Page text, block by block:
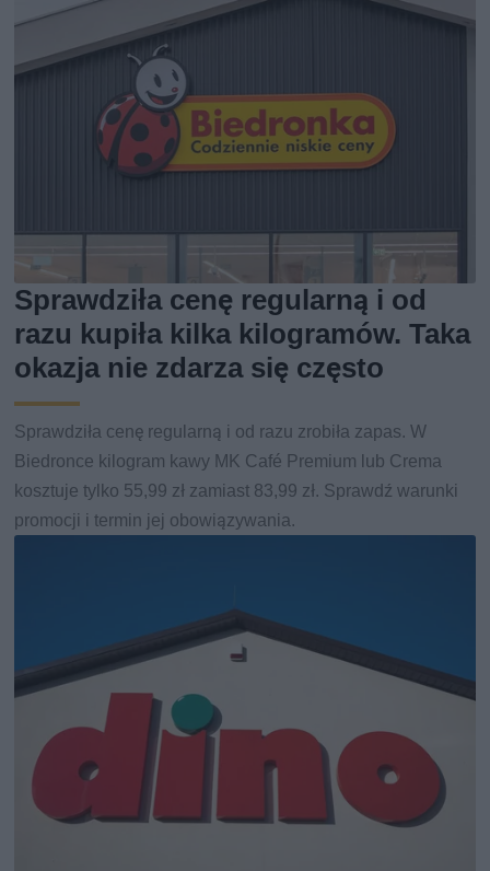
Sprawdziła cenę regularną i od
razu kupiła kilka kilogramów. Taka
okazja nie zdarza się często
Sprawdziła cenę regularną i od razu zrobiła zapas. W
Biedronce kilogram kawy MK Café Premium lub Crema
kosztuje tylko 55,99 zł zamiast 83,99 zł. Sprawdź warunki
promocji i termin jej obowiązywania.